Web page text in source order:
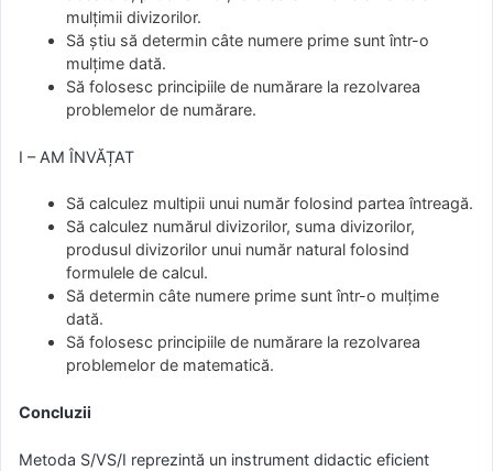
mulțimii divizorilor.
Să știu să determin câte numere prime sunt într-o
mulțime dată.
Să folosesc principiile de numărare la rezolvarea
problemelor de numărare.
I – AM ÎNVĂȚAT
Să calculez multipii unui număr folosind partea întreagă.
Să calculez numărul divizorilor, suma divizorilor,
produsul divizorilor unui număr natural folosind
formulele de calcul.
Să determin câte numere prime sunt într-o mulțime
dată.
Să folosesc principiile de numărare la rezolvarea
problemelor de matematică.
Concluzii
Metoda S/VS/I reprezintă un instrument didactic eficient